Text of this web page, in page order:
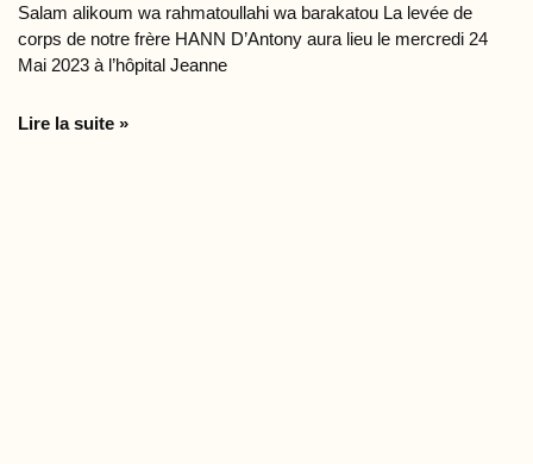
Salam alikoum wa rahmatoullahi wa barakatou La levée de
corps de notre frère HANN D’Antony aura lieu le mercredi 24
Mai 2023 à l’hôpital Jeanne
Lire la suite »